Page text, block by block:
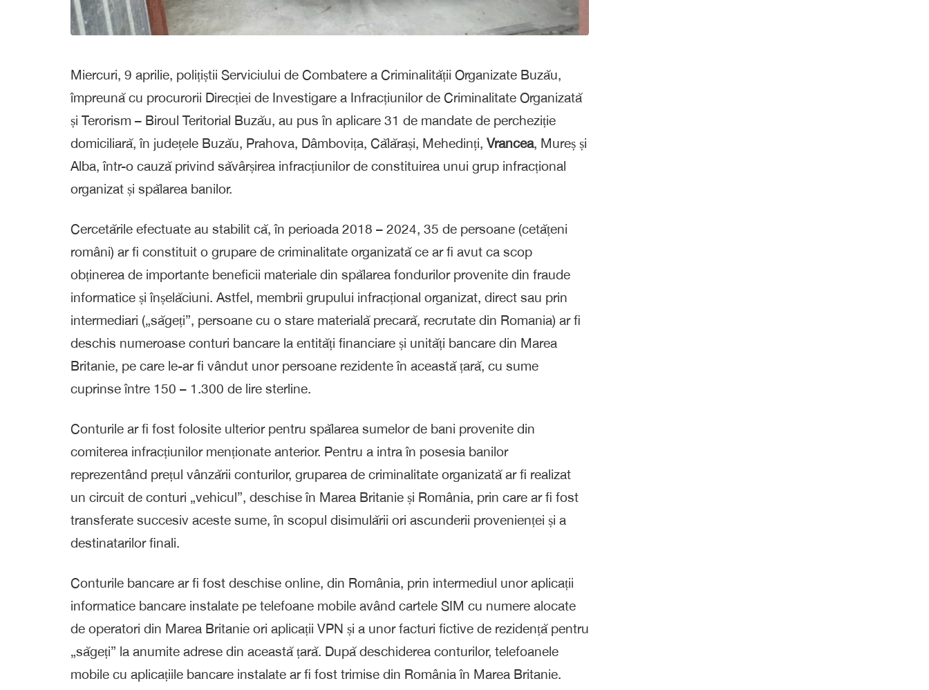
Miercuri, 9 aprilie, polițiștii Serviciului de Combatere a Criminalității Organizate Buzău,
împreună cu procurorii Direcției de Investigare a Infracțiunilor de Criminalitate Organizată
și Terorism – Biroul Teritorial Buzău, au pus în aplicare 31 de mandate de percheziție
domiciliară, în județele Buzău, Prahova, Dâmbovița, Călărași, Mehedinți, Vrancea, Mureș și
Alba, într-o cauză privind săvârșirea infracțiunilor de constituirea unui grup infracțional
organizat și spălarea banilor.
Cercetările efectuate au stabilit că, în perioada 2018 – 2024, 35 de persoane (cetățeni
români) ar fi constituit o grupare de criminalitate organizată ce ar fi avut ca scop
obținerea de importante beneficii materiale din spălarea fondurilor provenite din fraude
informatice și înșelăciuni. Astfel, membrii grupului infracțional organizat, direct sau prin
intermediari („săgeți”, persoane cu o stare materială precară, recrutate din Romania) ar fi
deschis numeroase conturi bancare la entități financiare și unități bancare din Marea
Britanie, pe care le-ar fi vândut unor persoane rezidente în această țară, cu sume
cuprinse între 150 – 1.300 de lire sterline.
Conturile ar fi fost folosite ulterior pentru spălarea sumelor de bani provenite din
comiterea infracțiunilor menționate anterior. Pentru a intra în posesia banilor
reprezentând prețul vânzării conturilor, gruparea de criminalitate organizată ar fi realizat
un circuit de conturi „vehicul”, deschise în Marea Britanie și România, prin care ar fi fost
transferate succesiv aceste sume, în scopul disimulării ori ascunderii provenienței și a
destinatarilor finali.
Conturile bancare ar fi fost deschise online, din România, prin intermediul unor aplicații
informatice bancare instalate pe telefoane mobile având cartele SIM cu numere alocate
de operatori din Marea Britanie ori aplicații VPN și a unor facturi fictive de rezidență pentru
„săgeți” la anumite adrese din această țară. După deschiderea conturilor, telefoanele
mobile cu aplicațiile bancare instalate ar fi fost trimise din România în Marea Britanie.